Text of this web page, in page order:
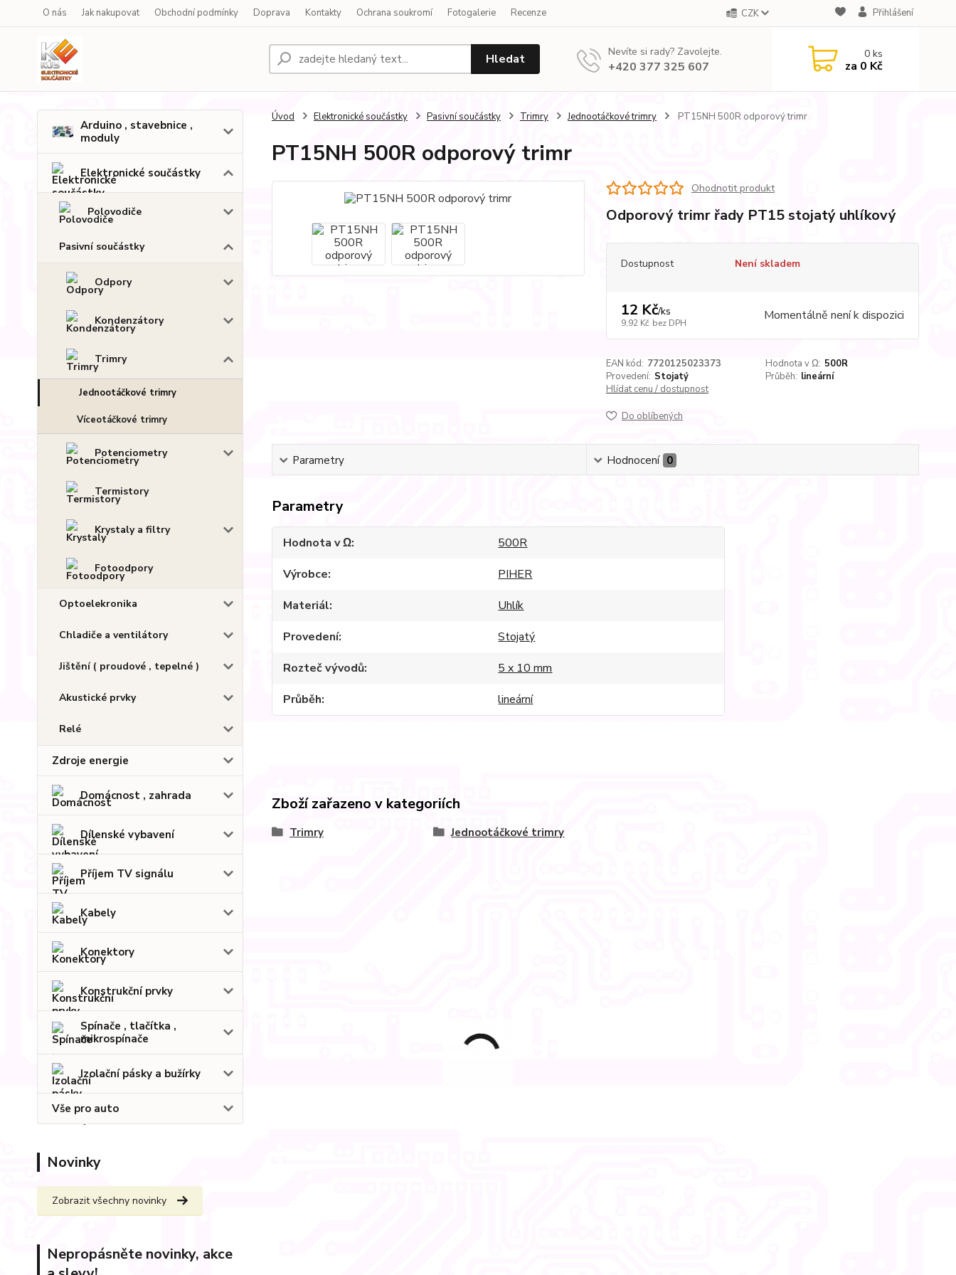
O nás Jak nakupovat Obchodní podmínky Doprava Kontakty Ochrana soukromí Fotogalerie Recenze CZK Přihlášení
Hledat Nevíte si rady? Zavolejte.
+420 377 325 607
0ks
za 0 Kč
Arduino , stavebnice ,
moduly
Elektronické součástky
Polovodiče
Pasivní součástky
Odpory
Kondenzátory
Trimry
Jednootáčkové trimry
Víceotáčkové trimry
Potenciometry
Termistory
Krystaly a filtry
Fotoodpory
Optoelekronika
Chladiče a ventilátory
Jištění ( proudové , tepelné )
Akustické prvky
Relé
Zdroje energie
Domácnost , zahrada
Dílenské vybavení
Příjem TV signálu
Kabely
Konektory
Konstrukční prvky
Spínače , tlačítka ,
mikrospínače
Izolační pásky a bužírky
Vše pro auto
Novinky
Zobrazit všechny novinky
Nepropásněte novinky, akce
Úvod Elektronické součástky Pasivní součástky Trimry Jednootáčkové trimry PT15NH 500R odporový trimr
PT15NH 500R odporový trimr
Ohodnotit produkt
Odporový trimr řady PT15 stojatý uhlíkový
Dostupnost Není skladem
12 Kč/ks
9,92 Kč bez DPH Momentálně není k dispozici
EAN kód: 7720125023373 Hodnota v Ω: 500R
Provedení: Stojatý Průběh: lineární
Hlídat cenu / dostupnost
Do oblíbených
Parametry Hodnocení 0
Parametry
Hodnota v Ω
500R
Výrobce
PIHER
Materiál
Uhlík
Provedení
Stojatý
Rozteč vývodů
5 x 10 mm
Průběh
lineární
Zboží zařazeno v kategoriích
Trimry Jednootáčkové trimry